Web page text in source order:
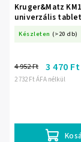
Kruger&Matz
univerzális
Készleten (>20 db)
2 732 Ft ÁFA nélkül
4 952 Ft 3 470 Ft